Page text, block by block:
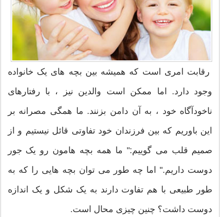
رقابت امری است که همیشه بین بچه های یک خانواده
وجود دارد. اما ممکن است والدین نیز ، با رفتارهای
ناخودآگاه خود ، به آن دامن بزنند. ما همگی مصرانه بر
این باوریم که بین فرزندان خود تفاوتی قائل نیستیم و از
صمیم قلب می گوییم:" ما همه بچه هامون رو یک جور
دوست داریم." اما چه طور می توان بچه هایی را که به
طور طبیعی با هم تفاوت دارند به یک شکل و یک اندازه
دوست داشت؟ چنین چیزی محال است.